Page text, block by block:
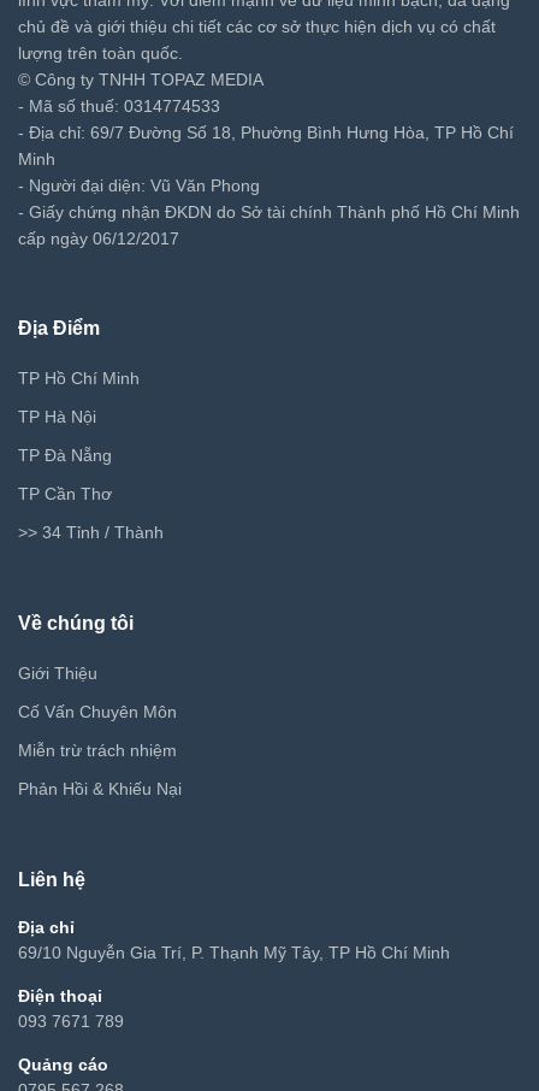
chủ đề và giới thiệu chi tiết các cơ sở thực hiện dịch vụ có chất
lượng trên toàn quốc.
© Công ty TNHH TOPAZ MEDIA
- Mã số thuế: 0314774533
- Địa chỉ: 69/7 Đường Số 18, Phường Bình Hưng Hòa, TP Hồ Chí
Minh
- Người đại diện: Vũ Văn Phong
- Giấy chứng nhận ĐKDN do Sở tài chính Thành phố Hồ Chí Minh
cấp ngày 06/12/2017
Địa Điểm
TP Hồ Chí Minh
TP Hà Nội
TP Đà Nẵng
TP Cần Thơ
>> 34 Tỉnh / Thành
Về chúng tôi
Giới Thiệu
Cố Vấn Chuyên Môn
Miễn trừ trách nhiệm
Phản Hồi & Khiếu Nại
Liên hệ
Địa chỉ
69/10 Nguyễn Gia Trí, P. Thạnh Mỹ Tây, TP Hồ Chí Minh
Điện thoại
093 7671 789
Quảng cáo